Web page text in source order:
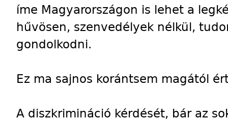
íme Magyarországon is lehet a
hűvösen, szenvedélyek nélkül,
gondolkodni.
Ez ma sajnos korántsem magától
A diszkrimináció kérdését, bár az